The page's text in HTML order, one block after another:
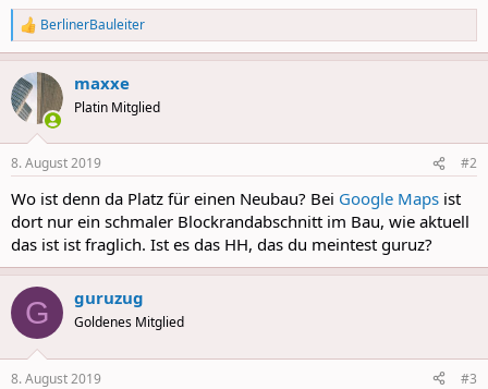
R
e
a
c
t
i
s
BerlinerBauleiter
maxxe
Platin Mitglied
8. August 2019 #2
Wo ist denn da Platz für einen Neubau? Bei Google Maps ist
dort nur ein schmaler Blockrandabschnitt im Bau, wie aktuell
das ist ist fraglich. Ist es das HH, das du meintest guruz?
G guruzug
Goldenes Mitglied
8. August 2019 #3